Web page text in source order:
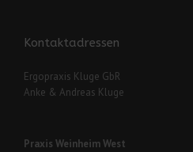
Kontaktadressen
Ergopraxis Kluge GbR
Anke & Andreas Kluge
Praxis Weinheim West